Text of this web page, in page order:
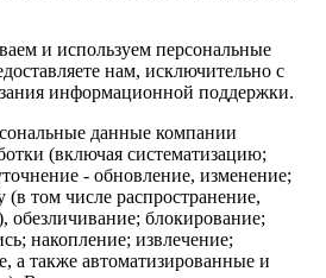
и используем персональные
нам, исключительно с
информационной поддержки.
данные компании
(включая систематизацию;
- обновление, изменение;
(в том числе распространение,
обезличивание; блокирование;
накопление; извлечение;
а также автоматизированные и